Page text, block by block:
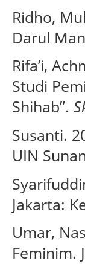
Ridho,
Darul
Rifa’i,
Studi
Shihab”.
Susanti.
UIN
Jakarta:
Umar,
Feminim.